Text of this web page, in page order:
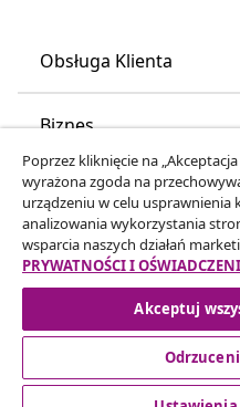
Obsługa Klienta
Biznes
vidaXL
Odkryj więcej
Poprzez kliknięcie na
wyrażona zgoda na
urządzeniu w celu usprawnienia
analizowania wykorzystania
wsparcia naszych działań
PRYWATNOŚCI I
Akceptuj